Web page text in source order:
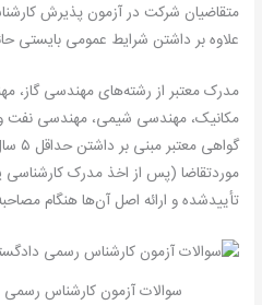
متقاضیان شرکت در آزمون پذیرش
علاوه بر داشتن شرایط عمومی بایستی
مدرک معتبر از رشته‌های مهندسی گاز،
مکانیک، مهندسی شیمی، مهندسی نفت و
موردتقاضا (پس از اخذ مدرک کارشناسی
تأییدشده و ارائه اصل آن‌ها هنگام
سوالات آزمون کارشناس رسمی